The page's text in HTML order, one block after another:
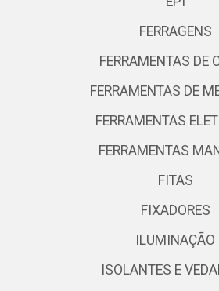
FERRAGENS
FERRAMENTAS DE
FERRAMENTAS DE
FERRAMENTAS
FERRAMENTAS
FITAS
FIXADORES
ILUMINAÇÃO
ISOLANTES E